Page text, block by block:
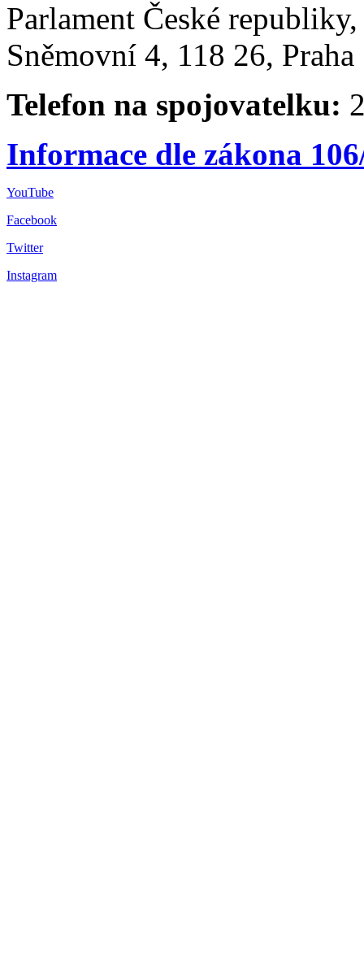
Parlament České
Sněmovní 4, 118 26,
Telefon na spojovatelku:
Informace dle zákona
YouTube
Facebook
Twitter
Instagram